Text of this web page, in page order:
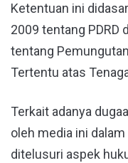
Ketentuan ini
2009 tentang PDRD
tentang
Tertentu atas
Terkait adanya
oleh media ini
ditelusuri aspek